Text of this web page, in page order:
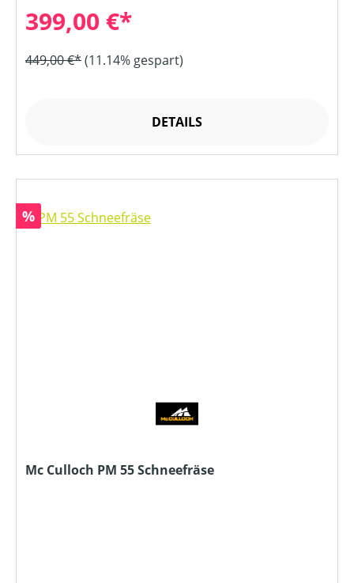
399,00 €*
449,00 €*(11.14% gespart)
DETAILS
Rabatt
%
Mc Culloch PM 55 Schneefräse